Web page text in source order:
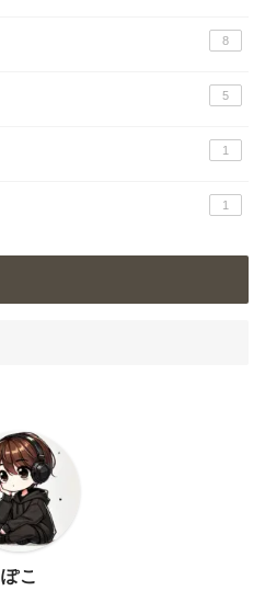
8
5
1
1
ぽこ